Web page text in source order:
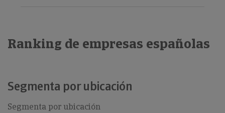
Ranking de empresas españolas
Segmenta por ubicación
Segmenta por ubicación